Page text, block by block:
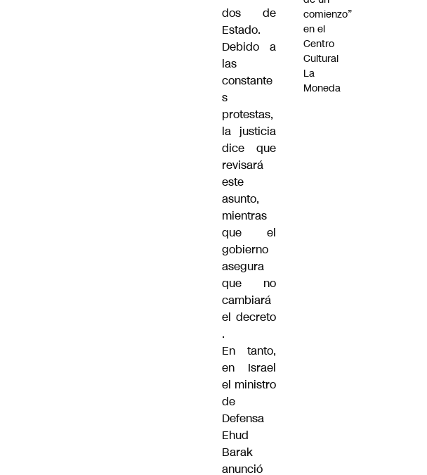
dos de
Estado.
Debido a
las
constante
s
protestas,
la justicia
dice que
revisará
este
asunto,
mientras
que el
gobierno
asegura
que no
cambiará
el decreto
.
En tanto,
en Israel
el ministro
de
Defensa
Ehud
Barak
anunció
comienzo”
en el
Centro
Cultural
La
Moneda